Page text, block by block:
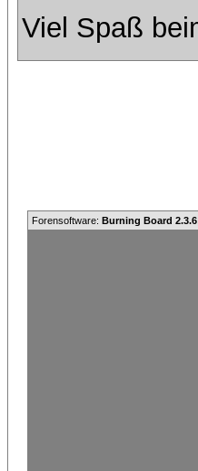
Viel Spaß
Forensoftware: Burning Board 2.3.6